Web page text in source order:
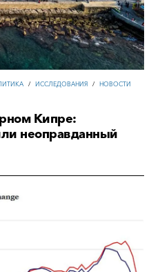
/ ИССЛЕДОВАНИЯ / НОВОСТИ
Кипре:
неоправданный